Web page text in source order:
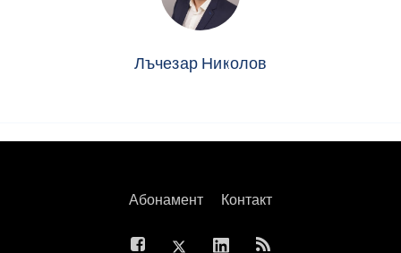
Лъчезар Николов
Абонамент Контакт